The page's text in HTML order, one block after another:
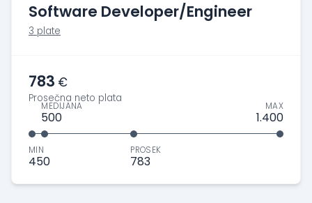
Software Developer/Engineer
3 plate
783 €
Prosečna neto plata
MIN
450
MEDIJANA
500
PROSEK
783
MAX
1.400